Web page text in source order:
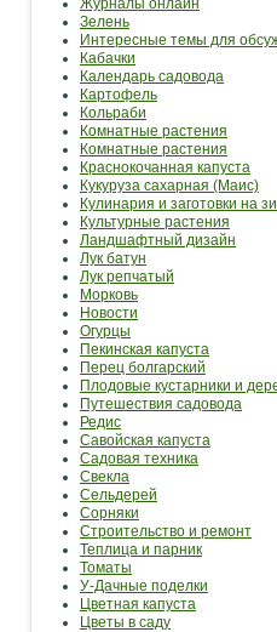
Зелень
Интересные темы для
Кабачки
Календарь садовода
Картофель
Кольраби
Комнатные растения
Комнатные растения
Краснокочанная капуста
Кукуруза сахарная (Маис)
Кулинария и заготовки на
Культурные растения
Ландшафтный дизайн
Лук батун
Лук репчатый
Морковь
Новости
Огурцы
Пекинская капуста
Перец болгарский
Плодовые кустарники и
Путешествия садовода
Редис
Савойская капуста
Садовая техника
Свекла
Сельдерей
Сорняки
Строительство и ремонт
Теплица и парник
Томаты
У-Дачные поделки
Цветная капуста
Цветы в саду